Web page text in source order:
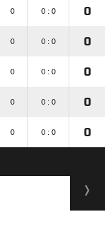
0 0 : 0 0
0 0 : 0 0
0 0 : 0 0
0 0 : 0 0
0 0 : 0 0